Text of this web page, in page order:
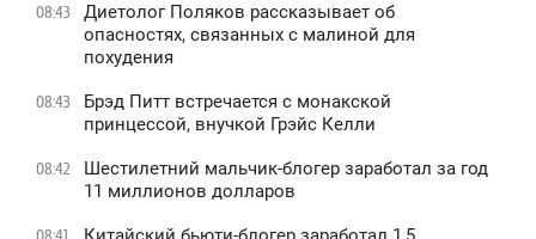
08:43
Диетолог Поляков рассказывает об
опасностях, связанных с малиной для
похудения
08:43
Брэд Питт встречается с монакской
принцессой, внучкой Грэйс Келли
08:42
Шестилетний мальчик-блогер заработал за год
11 миллионов долларов